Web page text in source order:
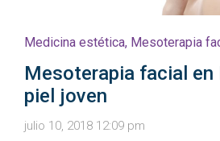
Medicina estética, Mesoterapia
Mesoterapia facial en
piel joven
julio 10, 2018 12:09 pm